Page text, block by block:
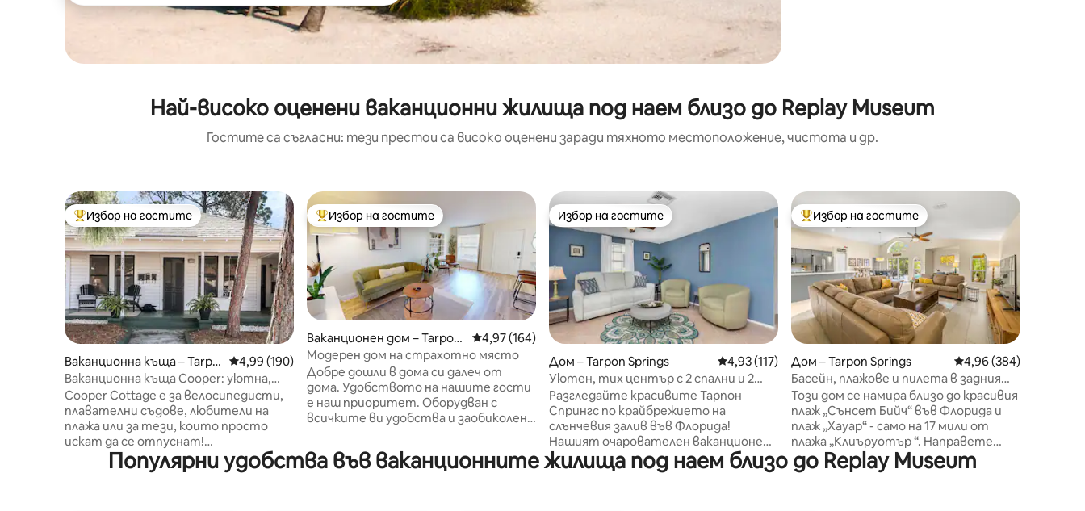
Най-високо оценени ваканционни жилища под наем близо до Replay Museum
Гостите са съгласни: тези престои са високо оценени заради тяхното местоположение, чистота и др.
Най-популярен избор на гостите
Избор на гостите
Ваканционна къща – Tarpo
n Springs
Средна оценка: 4,99 от 5, 190 отзива
4,99 (190)
Ваканционна къща Cooper: уютна,
удобна и комфортна
Cooper Cottage е за велосипедисти,
плавателни съдове, любители на
плажа или за тези, които просто
искат да се отпуснат!
Ваканционната къща е предната
половина на дуплекс в центъра на
Най-популярен избор на гостите
Избор на гостите
Ваканционен дом – Tarpon
Springs
Средна оценка: 4,97 от 5, 164 отзива
4,97 (164)
Модерен дом на страхотно място
Добре дошли в дома си далеч от
дома. Удобството на нашите гости
е наш приоритет. Оборудван с
всичките ви удобства и заобиколен
декор, за да осигурите прекрасна
почивка. Отворен план на етажа,
Избор на гостите
Избор на гостите
Дом – Tarpon Springs Средна оценка: 4,93 от 5, 117 отзива
4,93 (117)
Уютен, тих център с 2 спални и 2
бани
Разгледайте красивите Тарпон
Спрингс по крайбрежието на
слънчевия залив във Флорида!
Нашият очарователен ваканционен
дом е сгушен на чудесно място близо
до всичко, което Тарпон може да
Най-популярен избор на гостите
Избор на гостите
Дом – Tarpon Springs Средна оценка: 4,96
4,96 (384)
Басейн, плажове и пилета в задния
двор
Този дом се намира близо до красивия
плаж „Сънсет Бийч“ във Флорида и
плаж „Хауар“ - само на 17 мили от
плажа „Клиъруотър “. Направете
кратко пътуване до
световноизвестни
Популярни удобства във ваканционните жилища под наем близо до Replay Museum